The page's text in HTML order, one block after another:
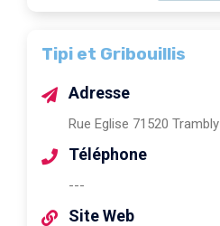
Tipi et Gribouillis
Adresse
Rue Eglise 71520 Trambly
Téléphone
---
Site Web